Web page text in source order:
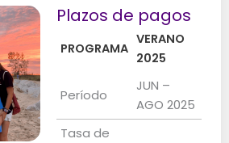
Plazos de pagos
PROGRAMA
VERANO
2025
Período
JUN –
AGO 2025
Tasa de